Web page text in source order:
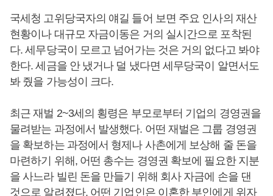
국세청 고위당국자의 얘길 들어 보면 주요 인사의 재산
현황이나 대규모 자금이동은 거의 실시간으로 포착된
다. 세무당국이 모르고 넘어가는 것은 거의 없다고 봐야
한다. 세금을 안 냈거나 덜 냈다면 세무당국이 알면서도
봐 줬을 가능성이 크다.
최근 재벌 2~3세의 횡령은 부모로부터 기업의 경영권을
물려받는 과정에서 발생했다. 어떤 재벌은 그룹 경영권
을 확보하는 과정에서 형제나 사촌에게 보상해 줄 돈을
마련하기 위해, 어떤 총수는 경영권 확보에 필요한 지분
을 사느라 빌린 돈을 만들기 위해 회사 자금에 손을 댄
것으로 알려졌다. 어떤 기업인은 이혼한 부인에게 위자